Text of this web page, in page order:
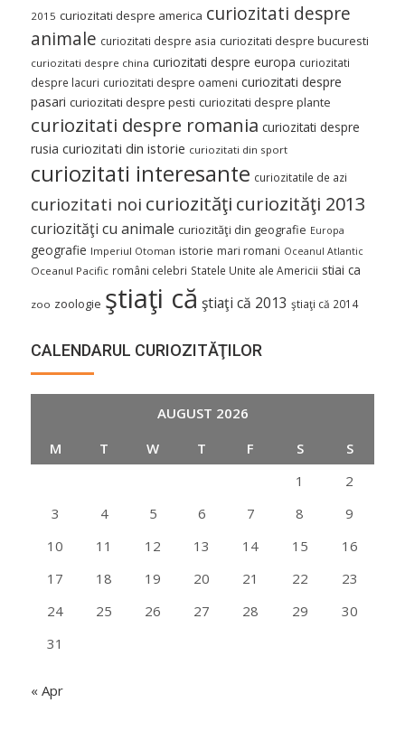
2015 curiozitati despre america curiozitati despre
animale curiozitati despre asia curiozitati despre bucuresti
curiozitati despre china curiozitati despre europa curiozitati
despre lacuri curiozitati despre oameni curiozitati despre
pasari curiozitati despre pesti curiozitati despre plante
curiozitati despre romania curiozitati despre
rusia curiozitati din istorie curiozitati din sport
curiozitati interesante curiozitatile de azi
curiozitati noi curiozităţi curiozităţi 2013
curiozităţi cu animale curiozităţi din geografie Europa
geografie Imperiul Otoman istorie mari romani Oceanul Atlantic
Oceanul Pacific români celebri Statele Unite ale Americii stiai ca
zoo zoologie ştiaţi că ştiaţi că 2013 ştiaţi că 2014
CALENDARUL CURIOZITĂŢILOR
AUGUST 2026
M
T W T F S
S
1
2
3
4 5 6 7 8
9
10
11 12 13 14 15
16
17
18 19 20 21 22
23
24
25 26 27 28 29
30
31
« Apr